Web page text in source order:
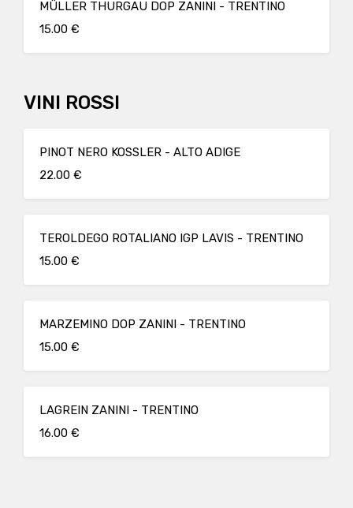
MÜLLER THURGAU DOP ZANINI - TRENTINO
15.00 €
VINI ROSSI
PINOT NERO KOSSLER - ALTO ADIGE
22.00 €
TEROLDEGO ROTALIANO IGP LAVIS - TRENTINO
15.00 €
MARZEMINO DOP ZANINI - TRENTINO
15.00 €
LAGREIN ZANINI - TRENTINO
16.00 €